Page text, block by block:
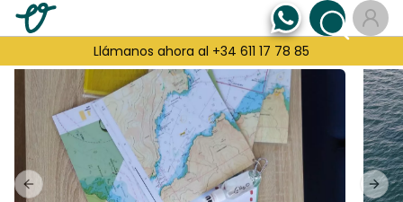
Llámanos ahora al +34 611 17 78 85
Previous slide